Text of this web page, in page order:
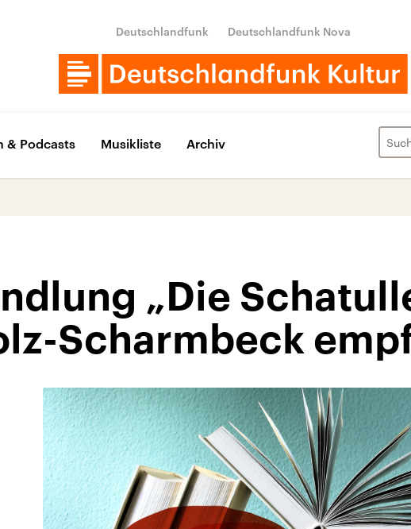
Deutschlandfunk Deutschlandfunk Nova
& Podcasts Musikliste Archiv
„Die
Scharmbeck